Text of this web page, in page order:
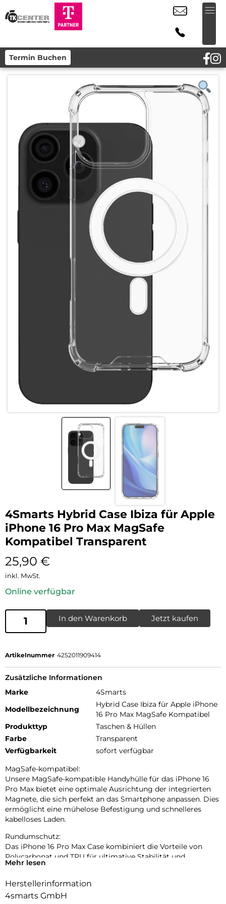
Termin Buchen
4Smarts Hybrid Case Ibiza für Apple
iPhone 16 Pro Max MagSafe
Kompatibel Transparent
25,90 €
inkl. MwSt.
Online verfügbar
In den Warenkorb Jetzt kaufen
Artikelnummer 4252011909414
Zusätzliche Informationen
Marke
4Smarts
Modellbezeichnung
Hybrid Case Ibiza für Apple iPhone
16 Pro Max MagSafe Kompatibel
Produkttyp
Taschen & Hüllen
Farbe
Transparent
Verfügbarkeit
sofort verfügbar
MagSafe-kompatibel:
Unsere MagSafe-kompatible Handyhülle für das iPhone 16
Pro Max bietet eine optimale Ausrichtung der integrierten
Magnete, die sich perfekt an das Smartphone anpassen. Dies
ermöglicht eine mühelose Befestigung und schnelleres
kabelloses Laden.
Rundumschutz:
Das iPhone 16 Pro Max Case kombiniert die Vorteile von
Polycarbonat und TPU für ultimative Stabilität und
Stoßdämpfung. Das Polycarbonat verleiht der Hülle eine
während das TPU die Fähigkeit besitzt, Stöße effektiv zu
absorbieren und das Handy vor versehentlichen Stürzen zu
Mehr lesen
Herstellerinformation
4smarts GmbH